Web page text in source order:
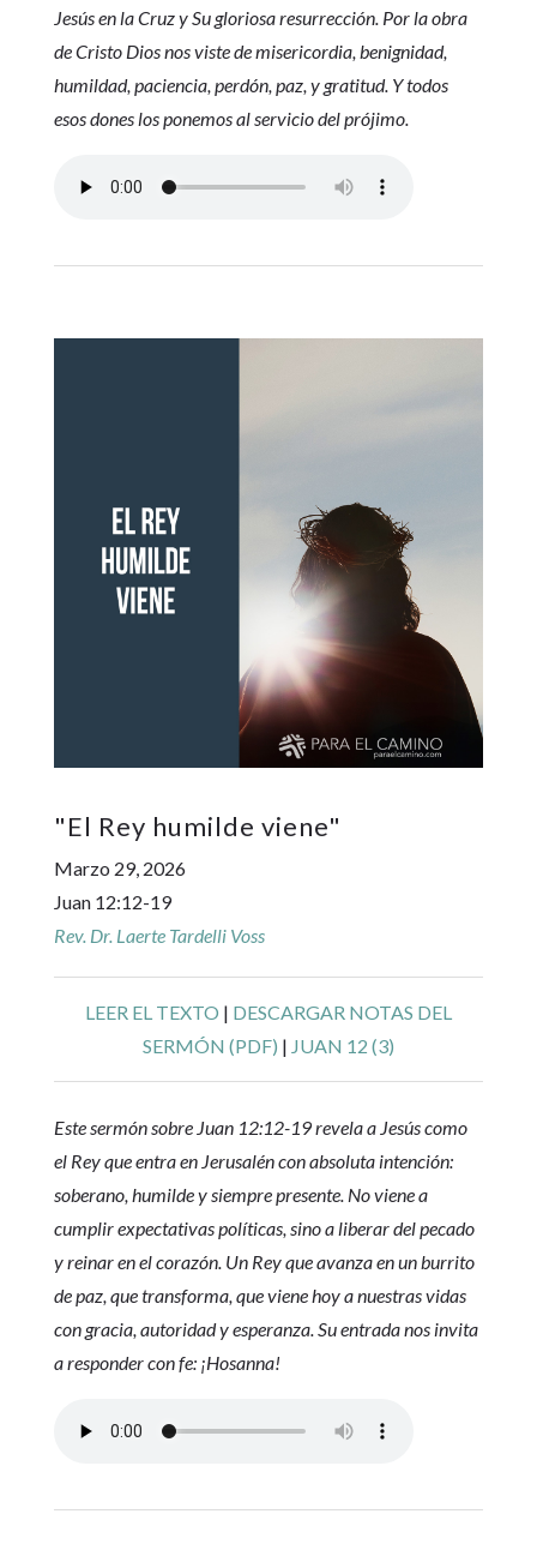
Jesús en la Cruz y Su gloriosa resurrección. Por la obra
de Cristo Dios nos viste de misericordia, benignidad,
humildad, paciencia, perdón, paz, y gratitud. Y todos
esos dones los ponemos al servicio del prójimo.
"El Rey humilde viene"
Marzo 29, 2026
Juan 12:12-19
Rev. Dr. Laerte Tardelli Voss
LEER EL TEXTO | DESCARGAR NOTAS DEL
SERMÓN (PDF) | JUAN 12 (3)
Este sermón sobre Juan 12:12-19 revela a Jesús como
el Rey que entra en Jerusalén con absoluta intención:
soberano, humilde y siempre presente. No viene a
cumplir expectativas políticas, sino a liberar del pecado
y reinar en el corazón. Un Rey que avanza en un burrito
de paz, que transforma, que viene hoy a nuestras vidas
con gracia, autoridad y esperanza. Su entrada nos invita
a responder con fe: ¡Hosanna!